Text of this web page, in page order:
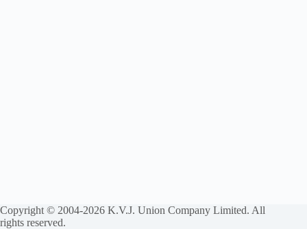
Copyright © 2004-2026 K.V.J. Union Company Limited. All
rights reserved.